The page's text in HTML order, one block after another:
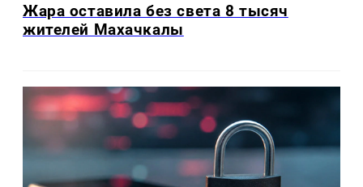
Жара оставила без света 8 тысяч
жителей Махачкалы